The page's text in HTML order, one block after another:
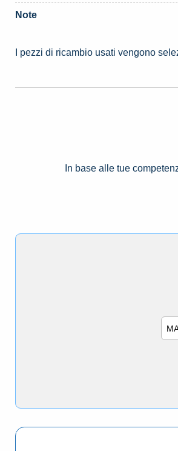
Note
I pezzi di ricambio usati vengono
In base alle tue